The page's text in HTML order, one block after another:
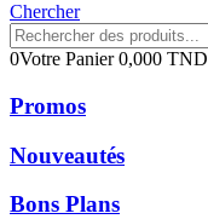
Chercher
0Votre Panier0,000 TND
Promos
Nouveautés
Bons Plans